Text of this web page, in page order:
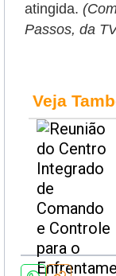
atingida.
Passos, da
Veja